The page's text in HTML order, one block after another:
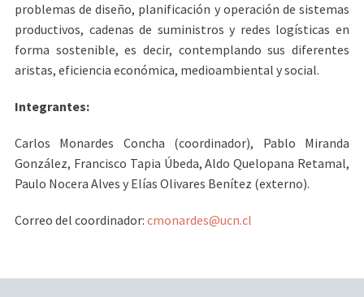
problemas de diseño, planificación y operación de sistemas
productivos, cadenas de suministros y redes logísticas en
forma sostenible, es decir, contemplando sus diferentes
aristas, eficiencia económica, medioambiental y social.
Integrantes:
Carlos Monardes Concha (coordinador), Pablo Miranda
González, Francisco Tapia Úbeda, Aldo Quelopana Retamal,
Paulo Nocera Alves y Elías Olivares Benítez (externo).
Correo del coordinador: cmonardes@ucn.cl